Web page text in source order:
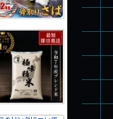
ット3～5